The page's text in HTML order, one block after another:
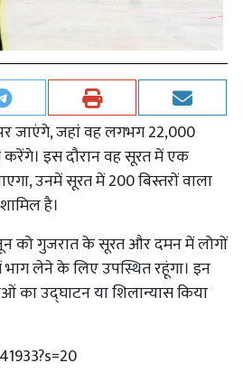
पर जाएंगे, जहां वह लगभग 22,000
करेंगे। इस दौरान वह सूरत में एक
उनमें सूरत में 200 बिस्तरों वाला
है।
जून को गुजरात के सूरत और दमन में लोगों
भाग लेने के लिए उपस्थित रहूंगा। इन
का उद्घाटन या शिलान्यास किया